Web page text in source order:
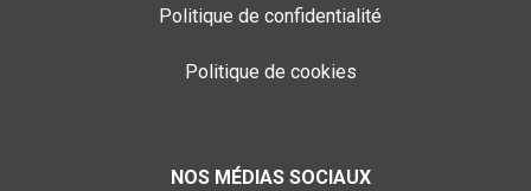
Politique de confidentialité
Politique de cookies
NOS MÉDIAS SOCIAUX